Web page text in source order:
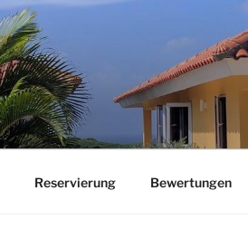
Reservierung Bewertungen